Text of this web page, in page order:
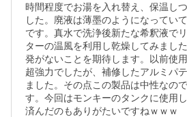
時間程度でお湯を入れ替え、保温し
した。廃液は薄墨のようになってい
です。真水で洗浄後新たな希釈液で
ターの温風を利用し乾燥してみまし
発がないことを期待します。以前使
超強力でしたが、補修したアルミパ
ました。その点この製品は中性なの
す。今回はモンキーのタンクに使用
済んだのもありがたいですねｗｗｗ